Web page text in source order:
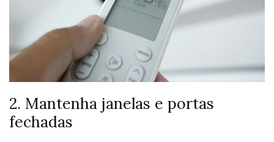
2. Mantenha janelas e portas
fechadas